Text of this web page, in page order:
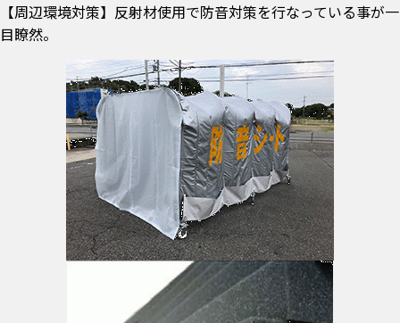
【周辺環境対策】反射材使用で防音対策を行なっている事が一
目瞭然。